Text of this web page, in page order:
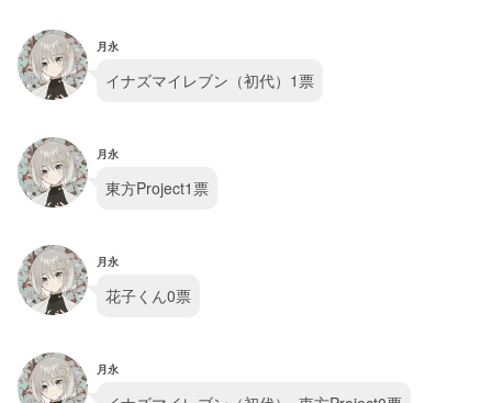
月永
イナズマイレブン（初代）1票
月永
東方Project1票
月永
花子くん0票
月永